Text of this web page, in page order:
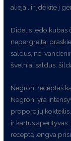
aliejai, ir įdėkite į
Didelis ledo kubas
nepergreitai
saldus, nei
švelniai saldus,
Negroni receptas
Negroni yra
proporcijų
ir kartus
receptą lengva